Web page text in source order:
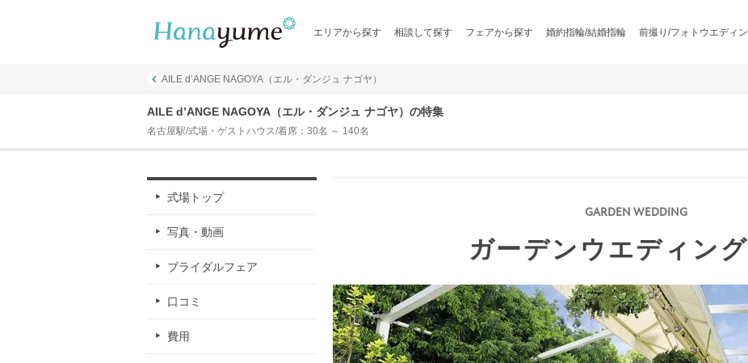
エリアから探す 相談して探す フェアから探す 婚約指輪/結婚指輪 前撮り/フォトウエディ
AILE d’ANGE NAGOYA（エル・ダンジュ ナゴヤ）
AILE d’ANGE NAGOYA（エル・ダンジュ ナゴヤ）の特集
名古屋駅/式場・ゲストハウス/着席：30名 ～ 140名
式場トップ
写真・動画
ブライダルフェア
口コミ
費用
ガーデンウエディン